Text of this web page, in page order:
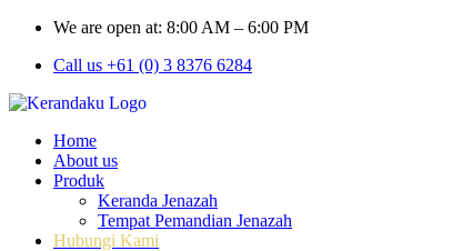
We are open at: 8:00 AM – 6:00 PM
Call us +61 (0) 3 8376 6284
Home
About us
Produk
Keranda Jenazah
Tempat Pemandian Jenazah
Hubungi Kami